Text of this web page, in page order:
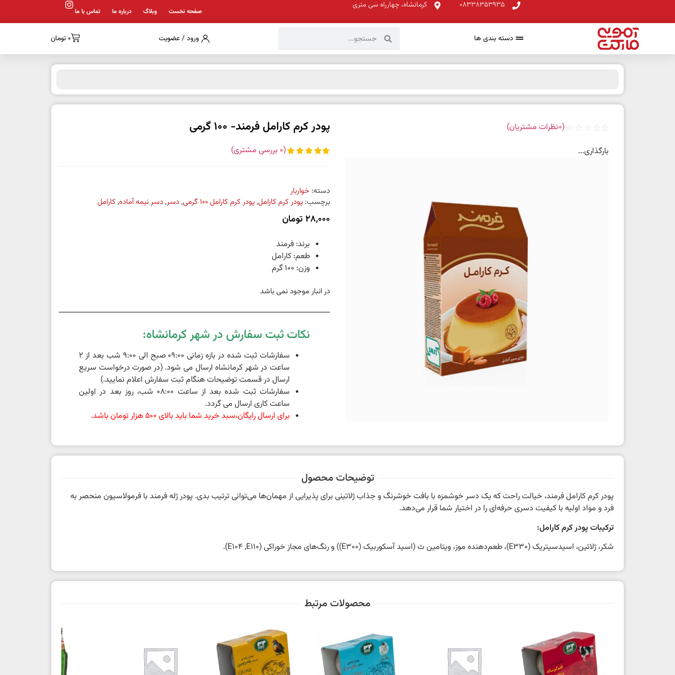
08338353935 کرمانشاه، چهارراه سی متری
صفحه نخست وبلاگ درباره ما تماس با ما
دسته بندی ها ورود / عضویت 0 تومان
(
0نظرات مشتریان)
بارگذاری...
پودر کرم کارامل فرمند- 100 گرمی
(
0 بررسی مشتری)
دسته: خواربار
برچسب: پودر کرم کارامل,پودر کرم کارامل 100 گرمی ,دسر,دسر نیمه آماده,کارامل
28,000 تومان
برند: فرمند
طعم: کارامل
وزن: 100 گرم
در انبار موجود نمی باشد
نکات ثبت سفارش در شهر کرمانشاه:
سفارشات ثبت شده در بازه زمانی 09:00 صبح الی 9:00 شب بعد از 2
ساعت در شهر کرمانشاه ارسال می شود. (در صورت درخواست سریع
ارسال در قسمت توضیحات هنگام ثبت سفارش اعلام نمایید.)
سفارشات ثبت شده بعد از ساعت 08:00 شب، روز بعد در اولین
ساعت کاری ارسال می گردد.
برای ارسال رایگان،سبد خرید شما باید بالای 500 هزار تومان باشد.
توضیحات محصول
پودر کرم کارامل فرمند، خیالت راحت که یک دسر خوشمزه با بافت خوشرنگ و جذاب ژلاتینی برای پذیرایی از مهمان‌ها می‌توانی ترتیب بدی. پودر ژله فرمند با فرمولاسیون منحصر به
فرد و مواد اولیه با کیفیت دسری حرفه‌ای را در اختیار شما قرار می‌دهد.
ترکیبات پودر کرم کارامل:
شکر، ژلاتین، اسیدسیتریک (E330)، طعم‌دهنده موز، ویتامین ث (اسید آسکوربیک (E300)) و رنگ‌های مجاز خوراکی (E104 ,E110).
محصولات مرتبط